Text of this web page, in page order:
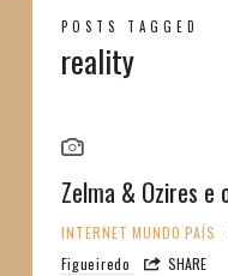
POSTS TAGGED
reality
Zelma & Ozires
INTERNET MUNDO PAÍS
Figueiredo
SHARE